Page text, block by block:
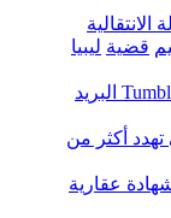
الانتقالية
قضية ليبيا
البريد
أكثر من
عقارية